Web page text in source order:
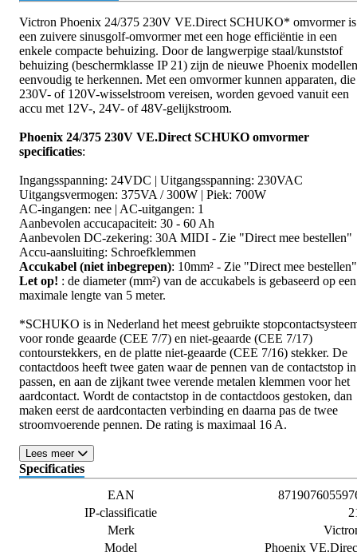
Victron Phoenix 24/375 230V VE.Direct SCHUKO* omvormer is
een zuivere sinusgolf-omvormer met een hoge efficiëntie in een
enkele compacte behuizing. Door de langwerpige staal/kunststof
behuizing (beschermklasse IP 21) zijn de nieuwe Phoenix modellen
eenvoudig te herkennen. Met een omvormer kunnen apparaten, die
230V- of 120V-wisselstroom vereisen, worden gevoed vanuit een
accu met 12V-, 24V- of 48V-gelijkstroom.
Phoenix 24/375 230V VE.Direct SCHUKO omvormer
specificaties:
Ingangsspanning: 24VDC | Uitgangsspanning: 230VAC
Uitgangsvermogen: 375VA / 300W | Piek: 700W
AC-ingangen: nee | AC-uitgangen: 1
Aanbevolen accucapaciteit: 30 - 60 Ah
Aanbevolen DC-zekering: 30A MIDI - Zie "Direct mee bestellen"
Accu-aansluiting: Schroefklemmen
Accukabel (niet inbegrepen): 10mm² - Zie "Direct mee bestellen"
Let op! : de diameter (mm²) van de accukabels is gebaseerd op een
maximale lengte van 5 meter.
*SCHUKO is in Nederland het meest gebruikte
voor ronde geaarde (CEE 7/7) en niet-geaarde (CEE 7/17)
contourstekkers, en de platte niet-geaarde (CEE 7/16) stekker. De
contactdoos heeft twee gaten waar de pennen van de contactstop in
passen, en aan de zijkant twee verende metalen klemmen voor het
aardcontact. Wordt de contactstop in de contactdoos gestoken, dan
maken eerst de aardcontacten verbinding en daarna pas de twee
stroomvoerende pennen. De rating is maximaal 16 A.
Lees meer
Specificaties
EAN
IP-classificatie
Merk
Model
Phoenix